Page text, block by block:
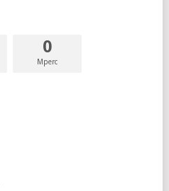
0
Mperc